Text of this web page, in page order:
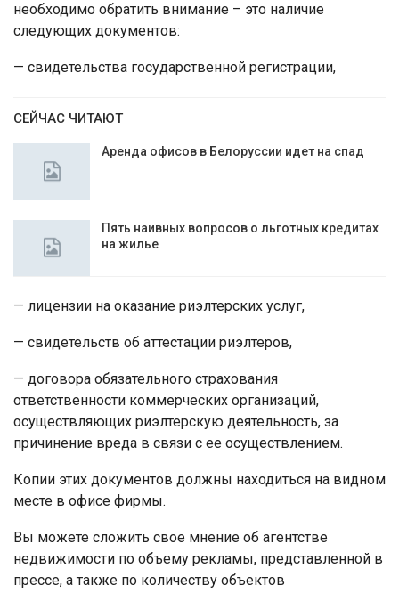
необходимо обратить внимание – это наличие
следующих документов:
— свидетельства государственной регистрации,
СЕЙЧАС ЧИТАЮТ
Аренда офисов в Белоруссии идет на спад
Пять наивных вопросов о льготных кредитах
на жилье
— лицензии на оказание риэлтерских услуг,
— свидетельств об аттестации риэлтеров,
— договора обязательного страхования
ответственности коммерческих организаций,
осуществляющих риэлтерскую деятельность, за
причинение вреда в связи с ее осуществлением.
Копии этих документов должны находиться на видном
месте в офисе фирмы.
Вы можете сложить свое мнение об агентстве
недвижимости по объему рекламы, представленной в
прессе, а также по количеству объектов